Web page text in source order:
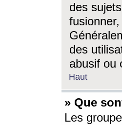
des
des
abusif ou
Haut
» Que
Les